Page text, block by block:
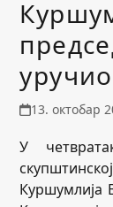
13. октобар
У
Куршумлија